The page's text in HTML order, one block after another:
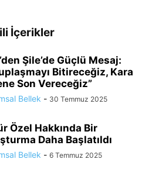
İçerikler
Şile’de Güçlü Mesaj:
Bitireceğiz, Kara
Son Vereceğiz”
Bellek - 30 Temmuz 2025
Özel Hakkında Bir
Daha Başlatıldı
Bellek - 6 Temmuz 2025